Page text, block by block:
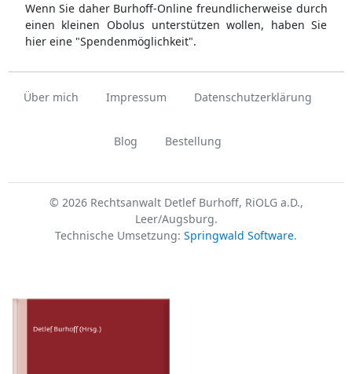
Wenn Sie daher Burhoff-Online freundlicherweise durch
einen kleinen Obolus unterstützen wollen, haben Sie
hier eine "Spendenmöglichkeit".
Über mich Impressum Datenschutzerklärung
Blog Bestellung
© 2026 Rechtsanwalt Detlef Burhoff, RiOLG a.D.,
Leer/Augsburg.
Technische Umsetzung: Springwald Software.